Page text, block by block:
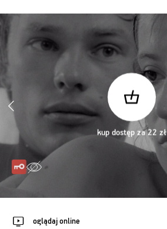
kup dostęp za 22 zł
oglądaj online